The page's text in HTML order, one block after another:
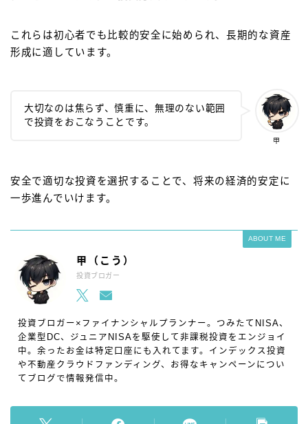
Follow Me
これらは初心者でも比較的安全に始められ、長期的な資産
形成に適しています。
甲
大切なのは焦らず、慎重に、無理のない範囲
で投資をおこなうことです。
安全で適切な投資を選択することで、将来の経済的安定に
一歩進んでいけます。
ABOUT ME
甲（こう）
投資ブロガー
投資ブロガー×ファイナンシャルプランナー。つみたてNISA、
企業型DC、ジュニアNISAを駆使して非課税投資をエンジョイ
中。余ったお金は特定口座にも入れてます。インデックス投資
や不動産クラウドファンディング、お得なキャンペーンについ
てブログで情報発信中。